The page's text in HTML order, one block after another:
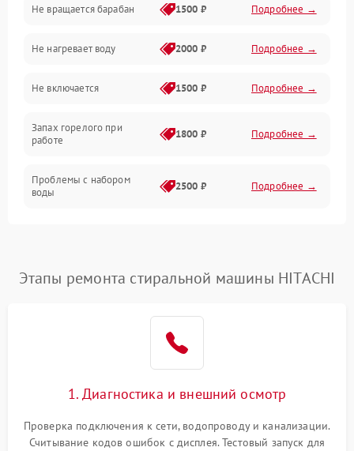
Слив
Программное обеспечение
Не вращается барабан 1500 ₽ Подробнее →
Не нагревает воду 2000 ₽ Подробнее →
Не включается 1500 ₽ Подробнее →
Запах горелого при
работе
1800 ₽ Подробнее →
Проблемы с набором
воды
2500 ₽ Подробнее →
2200 ₽ Подробнее →
Этапы ремонта стиральной машины HITACHI
1. Диагностика и внешний осмотр
Проверка подключения к сети, водопроводу и канализации.
Считывание кодов ошибок с дисплея. Тестовый запуск для